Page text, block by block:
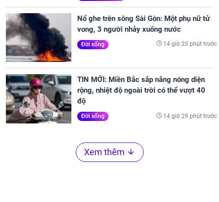
Nổ ghe trên sông Sài Gòn: Một phụ nữ tử
vong, 3 người nhảy xuống nước
Đời sống 14 giờ 25 phút trước
TIN MỚI: Miền Bắc sắp nắng nóng diện
rộng, nhiệt độ ngoài trời có thể vượt 40
độ
Đời sống 14 giờ 29 phút trước
Xem thêm